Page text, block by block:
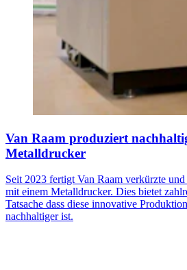
Van Raam produziert
Metalldrucker
Seit 2023 fertigt Van Raam verkürzte
mit einem Metalldrucker. Dies bietet
Tatsache dass diese innovative
nachhaltiger ist.